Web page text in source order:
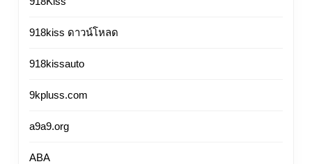
918kiss ดาวน์โหลด
918kissauto
9kpluss.com
a9a9.org
ABA